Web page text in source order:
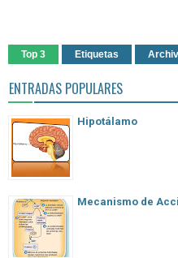
Top 3 Etiquetas
ENTRADAS POPULARES
Hipotálamo
Mecanismo de